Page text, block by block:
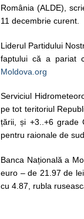
România (ALDE),
11 decembrie curent.
Liderul Partidului
faptului că a pariat
Moldova.org
Serviciul
pe tot teritoriul
țării, și +3..+6 grade
pentru raionale de
Banca Națională a
euro – de 21.97 de
cu 4.87, rubla